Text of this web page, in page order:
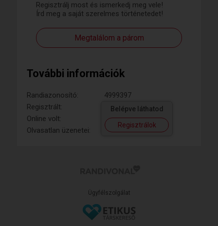
Regisztrálj most és ismerkedj meg vele!
Írd meg a saját szerelmes történetedet!
Megtalálom a párom
További információk
Randiazonosító:
4999397
Regisztrált:
Online volt:
Olvasatlan üzenetei:
Belépve láthatod
Regisztrálok
Ügyfélszolgálat